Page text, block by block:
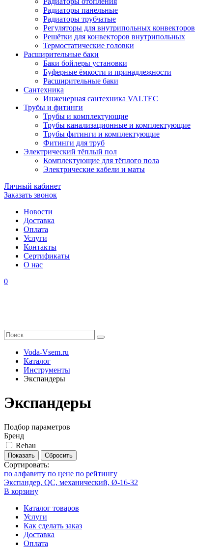
Радиаторы панельные
Радиаторы трубчатые
Регуляторы для внутрипольных конвекторов
Решётки для конвекторов внутрипольных
Термостатические головки
Расширительные баки
Баки бойлеры установки
Буферные ёмкости и принадлежности
Расширительные баки
Сантехника
Инженерная сантехника VALTEC
Трубы и фитинги
Трубы и комплектующие
Трубы канализационные и комплектующие
Трубы фитинги и комплектующие
Фитинги для труб
Электрический тёплый пол
Комплектующие для тёплого пола
Электрические кабели и маты
Личный кабинет
Заказать звонок
Новости
Доставка
Оплата
Услуги
Контакты
Cертификаты
О нас
0
Voda-Vsem.ru
Каталог
Инструменты
Экспандеры
Экспандеры
Подбор параметров
Бренд
Rehau
Показать Сбросить
Сортировать:
по алфавиту по цене по рейтингу
Экспандер, QC, механический, Ø-16-32
В корзину
Каталог товаров
Услуги
Как сделать заказ
Доставка
Оплата